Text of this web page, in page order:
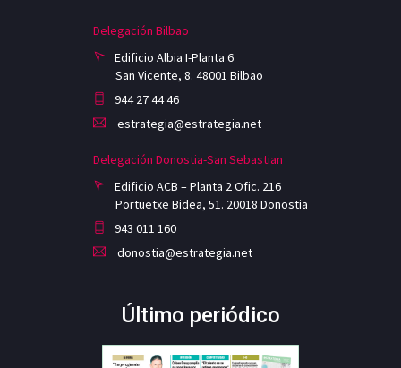
Delegación Bilbao
Edificio Albia I-Planta 6
San Vicente, 8. 48001 Bilbao
944 27 44 46
estrategia@estrategia.net
Delegación Donostia-San Sebastian
Edificio ACB – Planta 2 Ofic. 216
Portuetxe Bidea, 51. 20018 Donostia
943 011 160
donostia@estrategia.net
Último periódico